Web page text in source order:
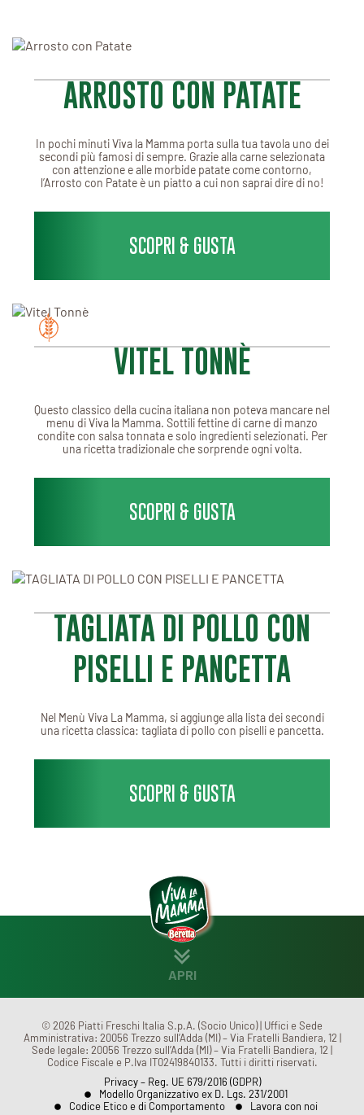
ARROSTO CON PATATE
In pochi minuti Viva la Mamma porta sulla tua tavola uno dei
secondi più famosi di sempre. Grazie alla carne selezionata
con attenzione e alle morbide patate come contorno,
l’Arrosto con Patate è un piatto a cui non saprai dire di no!
SCOPRI & GUSTA
VITEL TONNÈ
Questo classico della cucina italiana non poteva mancare nel
menu di Viva la Mamma. Sottili fettine di carne di manzo
condite con salsa tonnata e solo ingredienti selezionati. Per
una ricetta tradizionale che sorprende ogni volta.
SCOPRI & GUSTA
TAGLIATA DI POLLO CON
PISELLI E PANCETTA
Nel Menù Viva La Mamma, si aggiunge alla lista dei secondi
una ricetta classica: tagliata di pollo con piselli e pancetta.
SCOPRI & GUSTA
APRI
CHI SIAMO MENÙ
© 2026 Piatti Freschi Italia S.p.A. (Socio Unico) | Uffici e Sede
Amministrativa: 20056 Trezzo sull’Adda (MI) – Via Fratelli Bandiera, 12 |
Sede legale: 20056 Trezzo sull’Adda (MI) – Via Fratelli Bandiera, 12 |
Codice Fiscale e P.Iva IT02419840133. Tutti i diritti riservati.
Privacy – Reg. UE 679/2016 (GDPR)
Modello Organizzativo ex D. Lgs. 231/2001
Codice Etico e di Comportamento
Lavora con noi